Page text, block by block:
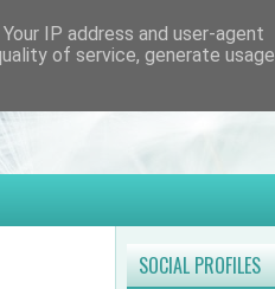
SOCIAL PROFILES
IP address and user-agent
of service, generate usage